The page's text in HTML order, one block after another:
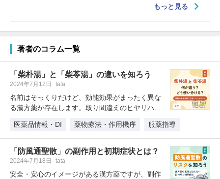
もっと見る
著者のコラム一覧
「柴朴湯」と「柴苓湯」の違いを知ろう
2024年7月12日 tata
名前はそっくりだけど、効能効果がまったく異な
る漢方薬が存在します。取り間違えのヒヤリハッ
医薬品情報・DI
薬物療法・作用機序 服薬指導
「防風通聖散」の副作用と初期症状とは？
2024年7月18日 tata
安全・安心のイメージがある漢方薬ですが、副作